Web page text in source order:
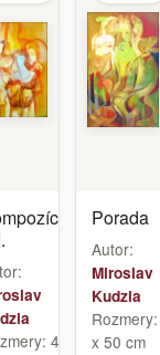
44
Porada
Autor:
Miroslav
Kudzia
Rozmery:
x 50 cm